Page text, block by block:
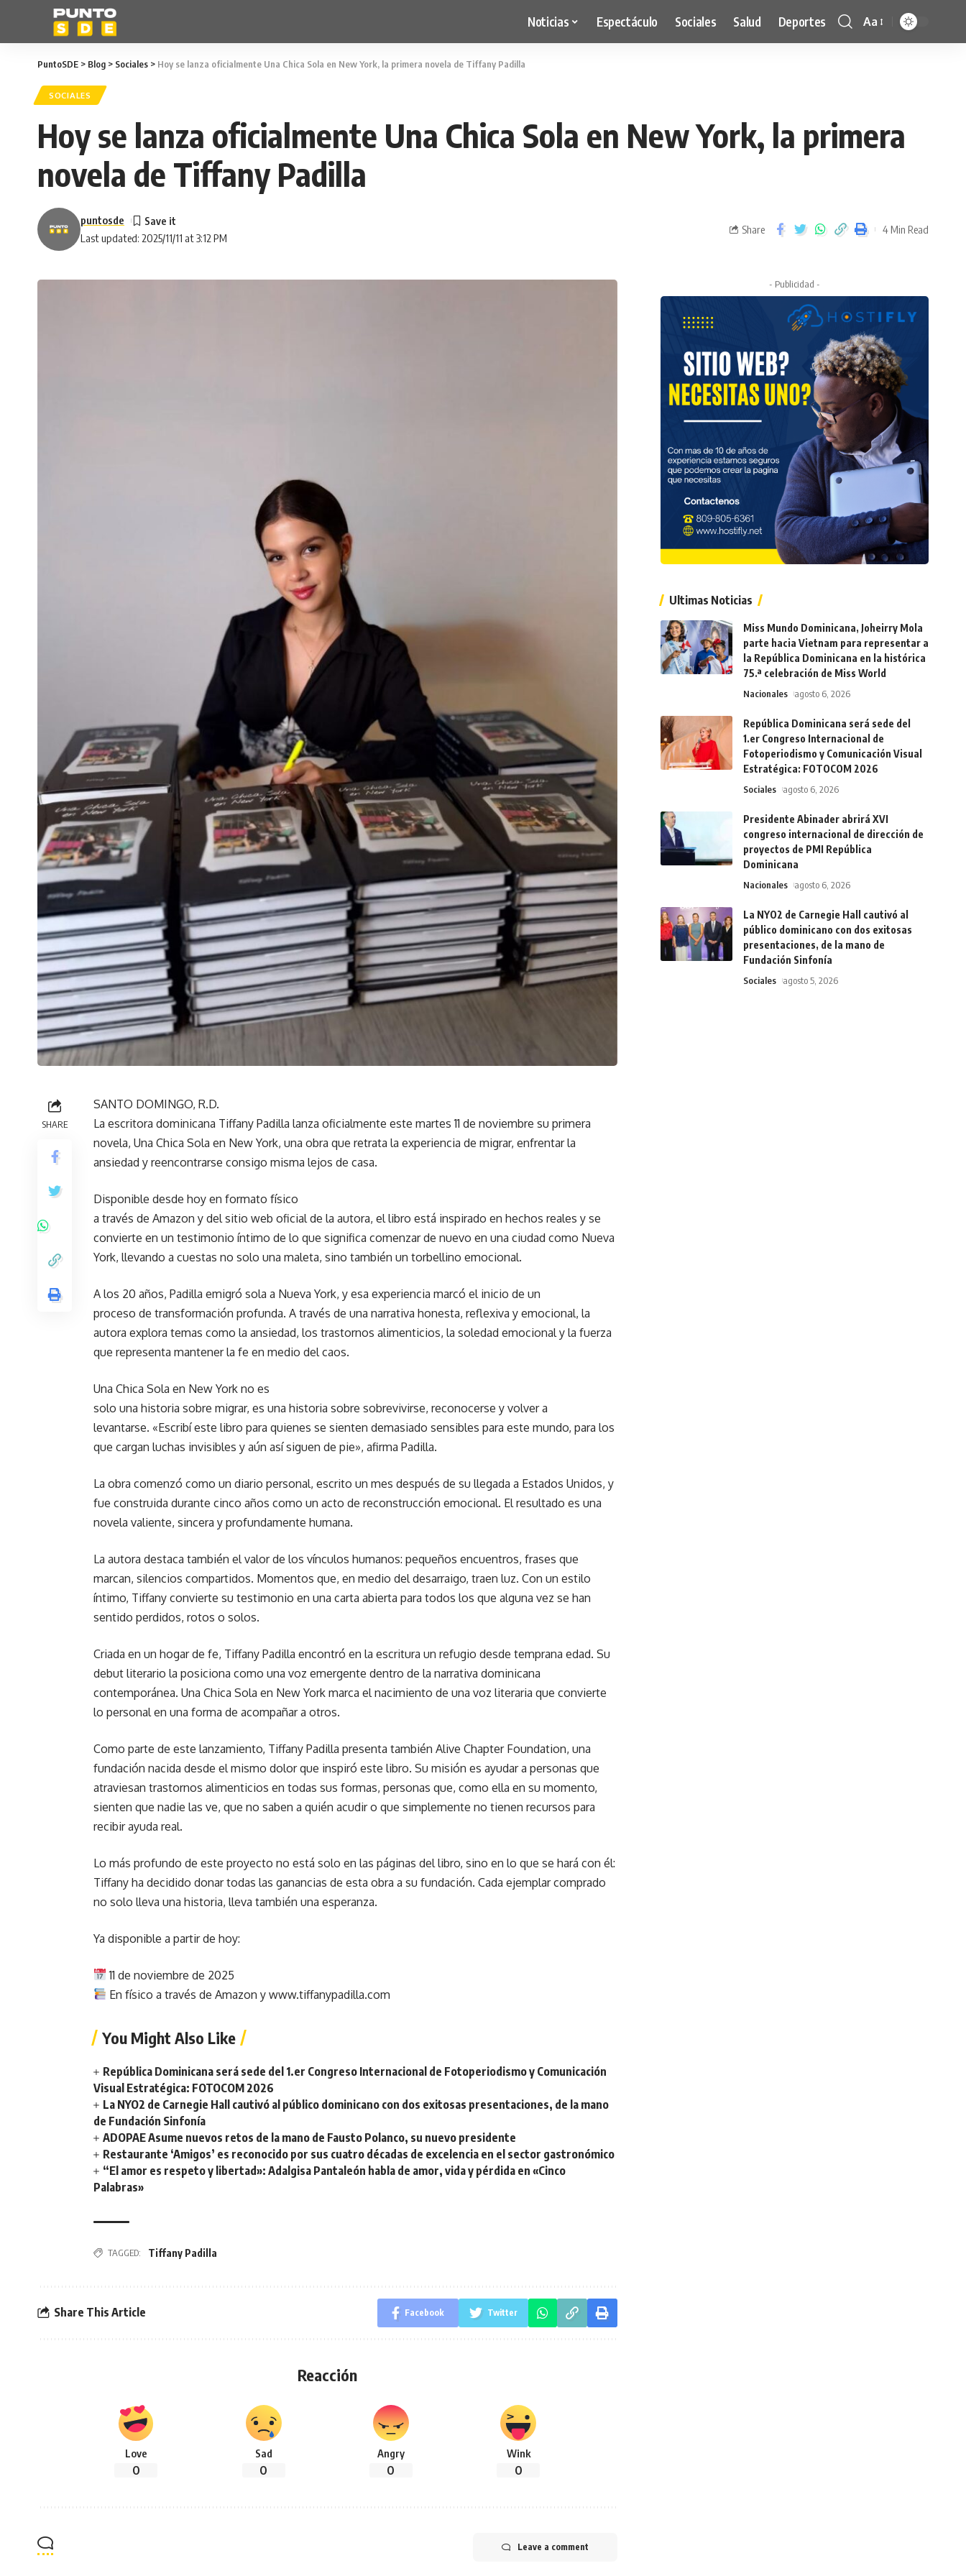
Noticias Espectáculo Sociales Salud Deportes Aa
PuntoSDE > Blog > Sociales > Hoy se lanza oficialmente Una Chica Sola en New York, la primera novela de Tiffany Padilla
SOCIALES
Hoy se lanza oficialmente Una Chica Sola en New York, la primera
novela de Tiffany Padilla
Last updated: 2025/11/11 at 3:12 PM
puntosde
Share 4 Min Read
SHARE
SANTO DOMINGO, R.D.
La escritora dominicana Tiffany Padilla lanza oficialmente este martes 11 de noviembre su primera
novela, Una Chica Sola en New York, una obra que retrata la experiencia de migrar, enfrentar la
ansiedad y reencontrarse consigo misma lejos de casa.
Disponible desde hoy en formato físico
a través de Amazon y del sitio web oficial de la autora, el libro está inspirado en hechos reales y se
convierte en un testimonio íntimo de lo que significa comenzar de nuevo en una ciudad como Nueva
York, llevando a cuestas no solo una maleta, sino también un torbellino emocional.
A los 20 años, Padilla emigró sola a Nueva York, y esa experiencia marcó el inicio de un
proceso de transformación profunda. A través de una narrativa honesta, reflexiva y emocional, la
autora explora temas como la ansiedad, los trastornos alimenticios, la soledad emocional y la fuerza
que representa mantener la fe en medio del caos.
Una Chica Sola en New York no es
solo una historia sobre migrar, es una historia sobre sobrevivirse, reconocerse y volver a
levantarse. «Escribí este libro para quienes se sienten demasiado sensibles para este mundo, para los
que cargan luchas invisibles y aún así siguen de pie», afirma Padilla.
La obra comenzó como un diario personal, escrito un mes después de su llegada a Estados Unidos, y
fue construida durante cinco años como un acto de reconstrucción emocional. El resultado es una
novela valiente, sincera y profundamente humana.
La autora destaca también el valor de los vínculos humanos: pequeños encuentros, frases que
marcan, silencios compartidos. Momentos que, en medio del desarraigo, traen luz. Con un estilo
íntimo, Tiffany convierte su testimonio en una carta abierta para todos los que alguna vez se han
sentido perdidos, rotos o solos.
Criada en un hogar de fe, Tiffany Padilla encontró en la escritura un refugio desde temprana edad. Su
debut literario la posiciona como una voz emergente dentro de la narrativa dominicana
contemporánea. Una Chica Sola en New York marca el nacimiento de una voz literaria que convierte
lo personal en una forma de acompañar a otros.
Como parte de este lanzamiento, Tiffany Padilla presenta también Alive Chapter Foundation, una
fundación nacida desde el mismo dolor que inspiró este libro. Su misión es ayudar a personas que
atraviesan trastornos alimenticios en todas sus formas, personas que, como ella en su momento,
sienten que nadie las ve, que no saben a quién acudir o que simplemente no tienen recursos para
recibir ayuda real.
Lo más profundo de este proyecto no está solo en las páginas del libro, sino en lo que se hará con él:
Tiffany ha decidido donar todas las ganancias de esta obra a su fundación. Cada ejemplar comprado
no solo lleva una historia, lleva también una esperanza.
Ya disponible a partir de hoy:
11 de noviembre de 2025
En físico a través de Amazon y www.tiffanypadilla.com
You Might Also Like
República Dominicana será sede del 1.er Congreso Internacional de Fotoperiodismo y Comunicación
Visual Estratégica: FOTOCOM 2026
La NYO2 de Carnegie Hall cautivó al público dominicano con dos exitosas presentaciones, de la mano
de Fundación Sinfonía
ADOPAE Asume nuevos retos de la mano de Fausto Polanco, su nuevo presidente
Restaurante ‘Amigos’ es reconocido por sus cuatro décadas de excelencia en el sector gastronómico
“El amor es respeto y libertad»: Adalgisa Pantaleón habla de amor, vida y pérdida en «Cinco
Palabras»
TAGGED: Tiffany Padilla
Share This Article Facebook Twitter
Reacción
Love
0
Sad
0
Angry
0
Wink
0
Leave a comment
- Publicidad -
Ultimas Noticias
Miss Mundo Dominicana, Joheirry Mola
parte hacia Vietnam para representar a
la República Dominicana en la histórica
75.ª celebración de Miss World
Nacionales agosto 6, 2026
República Dominicana será sede del
1.er Congreso Internacional de
Fotoperiodismo y Comunicación Visual
Estratégica: FOTOCOM 2026
Sociales agosto 6, 2026
Presidente Abinader abrirá XVI
congreso internacional de dirección de
proyectos de PMI República
Dominicana
Nacionales agosto 6, 2026
La NYO2 de Carnegie Hall cautivó al
público dominicano con dos exitosas
presentaciones, de la mano de
Fundación Sinfonía
Sociales agosto 5, 2026